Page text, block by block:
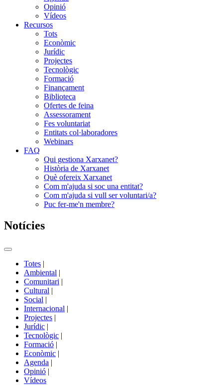
Opinió
Vídeos
Recursos
Tots
Econòmic
Jurídic
Projectes
Tecnològic
Formació
Finançament
Biblioteca
Ofertes de feina
Assessorament
Fes voluntariat
Entitats col·laboradores
Webinars
FAQ
Qui gestiona Xarxanet?
Història de Xarxanet
Què ofereix Xarxanet
Com m'ajuda si soc una entitat?
Com m'ajuda si vull ser voluntari/a?
Puc fer-me'n membre?
Notícies
Commutador
portals
Totes |
Ambiental |
Comunitari |
Cultural |
Social |
Internacional |
Projectes |
Jurídic |
Tecnològic |
Formació |
Econòmic |
Agenda |
Opinió |
Vídeos